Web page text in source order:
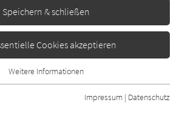
Speichern & schließen
Cookies akzeptieren
für grundlegende Funktionen der
ist gewährleistet, dass die Webseite
Weitere Informationen
Impressum | Datenschutz